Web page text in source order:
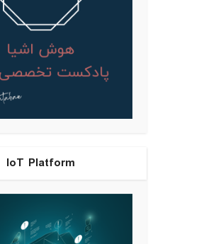
IoT Platform